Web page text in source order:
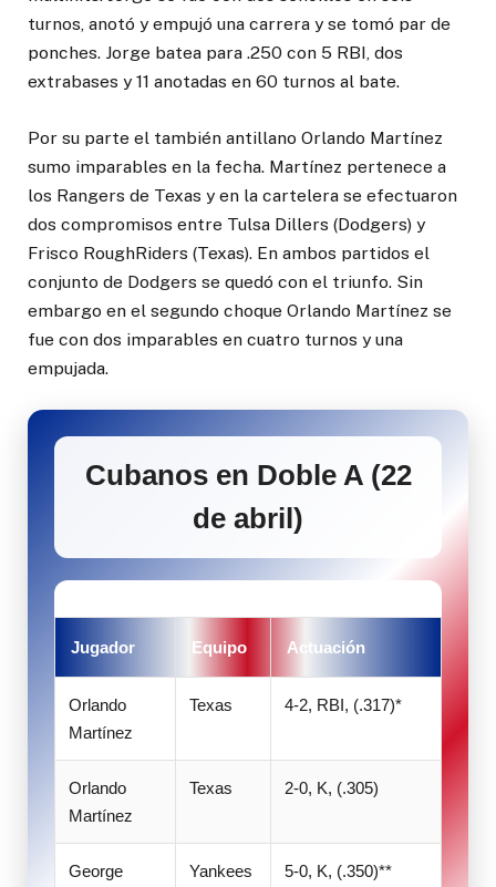
turnos, anotó y empujó una carrera y se tomó par de
ponches. Jorge batea para .250 con 5 RBI, dos
extrabases y 11 anotadas en 60 turnos al bate.
Por su parte el también antillano Orlando Martínez
sumo imparables en la fecha. Martínez pertenece a
los Rangers de Texas y en la cartelera se efectuaron
dos compromisos entre Tulsa Dillers (Dodgers) y
Frisco RoughRiders (Texas). En ambos partidos el
conjunto de Dodgers se quedó con el triunfo. Sin
embargo en el segundo choque Orlando Martínez se
fue con dos imparables en cuatro turnos y una
empujada.
Cubanos en Doble A (22
de abril)
Jugador Equipo Actuación
Orlando
Martínez
Texas 4-2, RBI, (.317)*
Orlando
Martínez
Texas 2-0, K, (.305)
George
Yankees 5-0, K, (.350)**